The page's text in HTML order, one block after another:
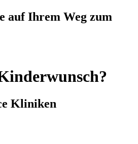
auf Ihrem Weg zum
Kliniken